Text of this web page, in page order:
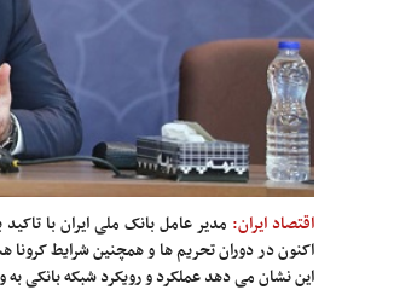
اقتصاد ایران: مدیر عامل بانک ملی ایران با
اکنون در دوران تحریم ها و همچنین شرایط کرونا
این نشان می دهد عملکرد و رویکرد شبکه بانکی